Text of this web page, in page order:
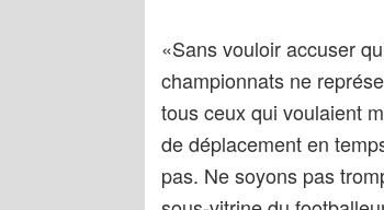
«Sans vouloir accuser
championnats ne
tous ceux qui voulaient
de déplacement en
pas. Ne soyons pas